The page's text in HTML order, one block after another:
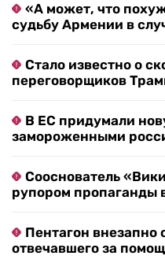
«А может, что
судьбу Армении в
Стало известно о
переговорщиков
В ЕС придумали
замороженными
Сооснователь
рупором пропаганды
Пентагон внезапно
отвечавшего за